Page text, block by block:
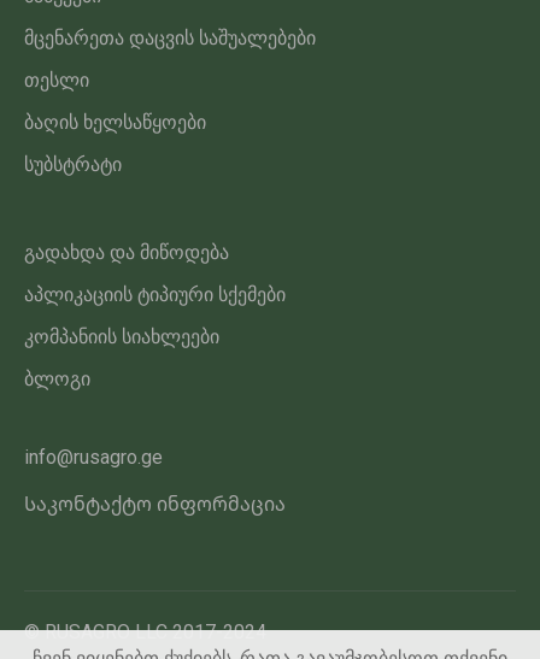
მცენარეთა დაცვის საშუალებები
თესლი
ბაღის ხელსაწყოები
სუბსტრატი
გადახდა და მიწოდება
აპლიკაციის ტიპიური სქემები
კომპანიის სიახლეები
ბლოგი
info@rusagro.ge
Საკონტაქტო ინფორმაცია
© RUSAGRO LLC 2017-2024